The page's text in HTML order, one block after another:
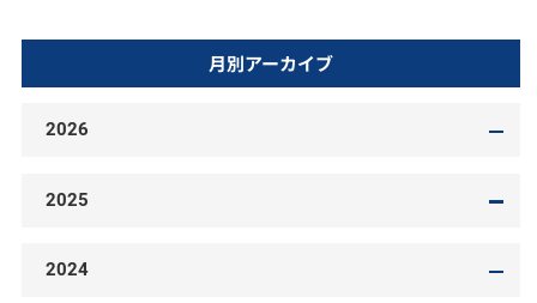
月別アーカイブ
2026
2025
2024